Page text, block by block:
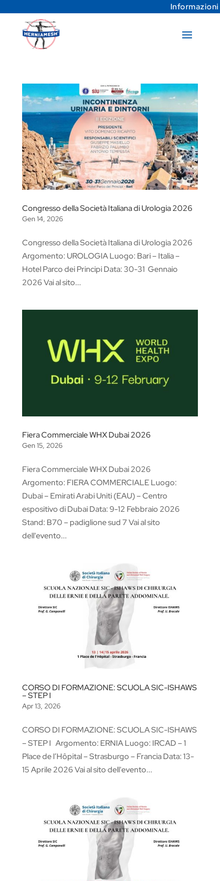
Informazioni
Congresso della Società Italiana di Urologia 2026
Gen 14, 2026
Congresso della Società Italiana di Urologia 2026
Argomento: UROLOGIA Luogo: Bari – Italia –
Hotel Parco dei Principi Data: 30-31 Gennaio
2026 Vai al sito...
Fiera Commerciale WHX Dubai 2026
Gen 15, 2026
Fiera Commerciale WHX Dubai 2026
Argomento: FIERA COMMERCIALE Luogo:
Dubai – Emirati Arabi Uniti (EAU) – Centro
espositivo di Dubai Data: 9-12 Febbraio 2026
Stand: B70 – padiglione sud 7 Vai al sito
dell'evento...
CORSO DI FORMAZIONE: SCUOLA SIC-ISHAWS
– STEP I
Apr 13, 2026
CORSO DI FORMAZIONE: SCUOLA SIC-ISHAWS
– STEP I Argomento: ERNIA Luogo: IRCAD – 1
Place de l’Hôpital – Strasburgo – Francia Data: 13-
15 Aprile 2026 Vai al sito dell'evento...